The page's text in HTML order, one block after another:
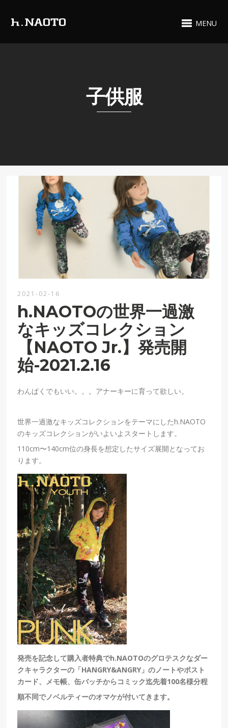
MENU
子供服
2021-02-16
h.NAOTOの世界一過激
なキッズコレクション
【NAOTO Jr.】発売開
始-2021.2.16
わんぱくでもいい。。。アナーキーに育って欲しい。
世界一過激なキッズコレクションをテーマにしたh.NAOTO
のキッズコレクションがいよいよスタートします。
110cm〜140cm位の身長を想定したサイズ展開となってお
ります。
発売を記念して購入者特典でh.NAOTOのグロテスクなダー
クキャラクターの「HANGRY&ANGRY」のノートやポスト
カード、メモ帳、缶バッチからコミック迄先着100名様分程
順不同でノベルティーのオマケが付いてきます。